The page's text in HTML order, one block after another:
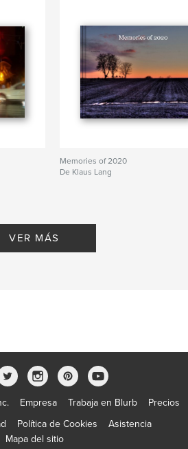
Memories of 2020
De Klaus Lang
VER MÁS
Empresa Trabaja en Blurb
Precios
Política de Cookies
Asistencia
Mapa del sitio